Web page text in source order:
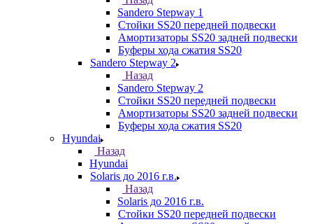
Sandero Stepway 1
Стойки SS20 передней подвески
Амортизаторы SS20 задней подвески
Буферы хода сжатия SS20
Sandero Stepway 2
Назад
Sandero Stepway 2
Стойки SS20 передней подвески
Амортизаторы SS20 задней подвески
Буферы хода сжатия SS20
Hyundai
Назад
Hyundai
Solaris до 2016 г.в.
Назад
Solaris до 2016 г.в.
Стойки SS20 передней подвески